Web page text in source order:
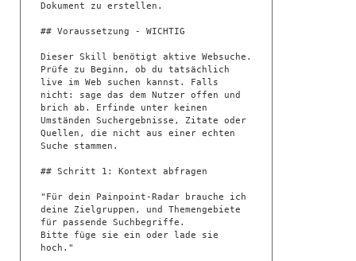
Dokument zu erstellen.
## Voraussetzung - WICHTIG
Dieser Skill benötigt aktive Websuche.
Prüfe zu Beginn, ob du tatsächlich
live im Web suchen kannst. Falls
nicht: sage das dem Nutzer offen und
brich ab. Erfinde unter keinen
Umständen Suchergebnisse, Zitate oder
Quellen, die nicht aus einer echten
Suche stammen.
## Schritt 1: Kontext abfragen
"Für dein Painpoint-Radar brauche ich
deine Zielgruppen, und Themengebiete
für passende Suchbegriffe.
Bitte füge sie ein oder lade sie
hoch."